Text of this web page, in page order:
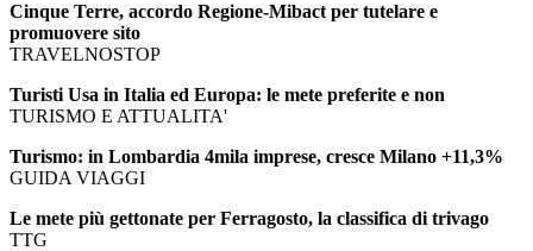
Cinque Terre, accordo Regione-Mibact per tutelare e
promuovere sito
TRAVELNOSTOP
Turisti Usa in Italia ed Europa: le mete preferite e non
TURISMO E ATTUALITA'
Turismo: in Lombardia 4mila imprese, cresce Milano +11,3%
GUIDA VIAGGI
Le mete più gettonate per Ferragosto, la classifica di trivago
TTG